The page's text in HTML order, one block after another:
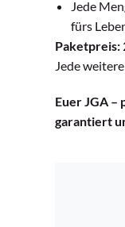
Jede
fürs
Paketpreis:
Jede
Euer JGA –
garantiert